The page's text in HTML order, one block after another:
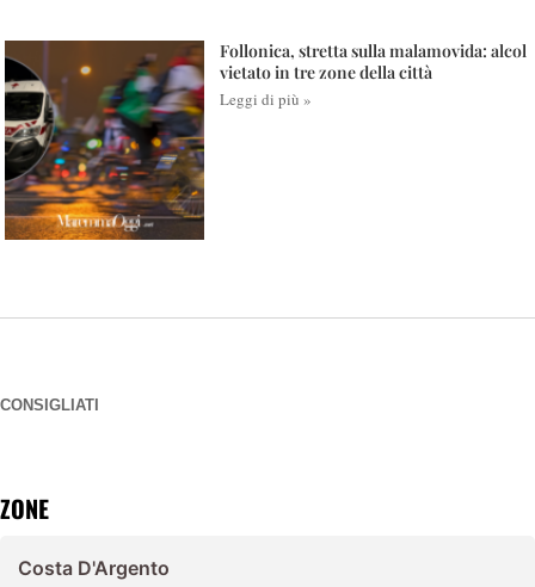
Follonica, stretta sulla malamovida: alcol
vietato in tre zone della città
Leggi di più »
CONSIGLIATI
ZONE
Costa D'Argento